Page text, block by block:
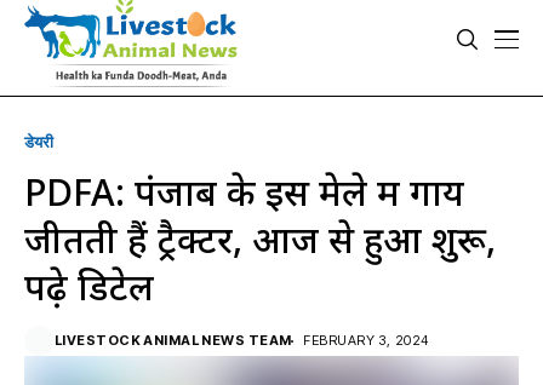
डेयरी
PDFA: पंजाब के इस मेले में गाय
जीतती हैं ट्रैक्टर, आज से हुआ शुरू,
पढ़े डिटेल
LIVESTOCK ANIMAL NEWS TEAM FEBRUARY 3, 2024